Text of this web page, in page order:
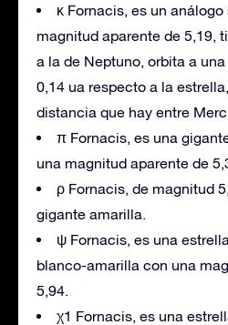
κ Fornacis, es un
magnitud aparente de 5,19,
a la de Neptuno, orbita a
0,14 ua respecto a la
distancia que hay entre
π Fornacis, es una
una magnitud aparente de
ρ Fornacis, de magnitud
gigante amarilla.
ψ Fornacis, es una
blanco-amarilla con una
5,94.
χ1 Fornacis, es una